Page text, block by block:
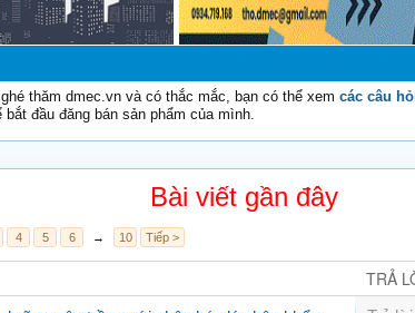
Chào
thăm dmec.vn và có thắc mắc, bạn có thể xem các câu
bắt đầu đăng bán sản phẩm của mình.
Bài viết gần đây
4 5 6 → 10 Tiếp >
TRẢ